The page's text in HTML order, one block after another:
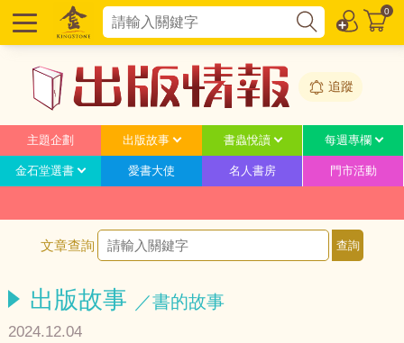
0
追蹤
主題企劃 出版故事 書蟲悅讀 每週專欄
金石堂選書 愛書大使 名人書房 門市活動
文章查詢
出版故事 ／書的故事
2024.12.04